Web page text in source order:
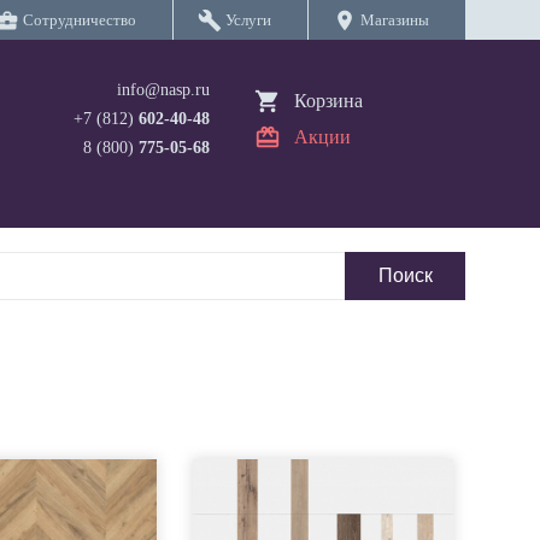
Сотрудничество build Услуги location_on Магазины
info@nasp.ru
+7 (812) 602-40-48
8 (800) 775-05-68
Корзина
Акции